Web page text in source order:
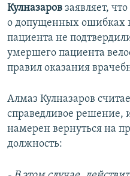
Кулназаров заявляет,
о допущенных ошибках
пациента не
умершего пациента
правил оказания
Алмаз Кулназаров
справедливое
намерен вернуться на
должность: